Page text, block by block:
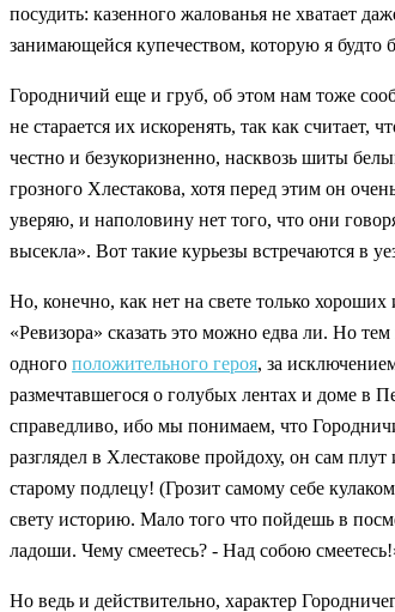
посудить: казенного жалованья не хватает
занимающейся купечеством, которую я будто
Городничий еще и груб, об этом нам тоже
не старается их искоренять, так как
честно и безукоризненно, насквозь шиты
грозного Хлестакова, хотя перед этим он
уверяю, и наполовину нет того, что они
высекла». Вот такие курьезы встречаются в
Но, конечно, как нет на свете только хороших
«Ревизора» сказать это можно едва ли. Но
одного положительного героя, за
размечтавшегося о голубых лентах и доме в
справедливо, ибо мы понимаем, что
разглядел в Хлестакове пройдоху, он сам
старому подлецу! (Грозит самому себе
свету историю. Мало того что пойдешь в
ладоши. Чему смеетесь? - Над собою
Но ведь и действительно, характер